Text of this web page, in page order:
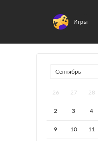
Игры
26 27 28
2 3 4
9 10 11